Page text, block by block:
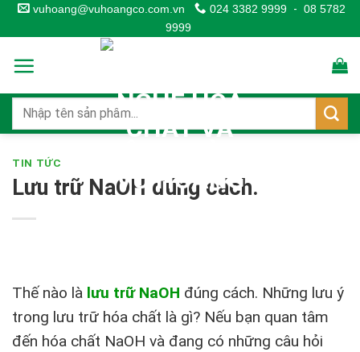
Skip
to
content
vuhoang@vuhoangco.com.vn 024 3382 9999 - 08 5782
9999
TIN TỨC
Lưu trữ NaOH đúng cách.
Thế nào là lưu trữ NaOH đúng cách. Những lưu ý
trong lưu trữ hóa chất là gì? Nếu bạn quan tâm
đến hóa chất NaOH và đang có những câu hỏi